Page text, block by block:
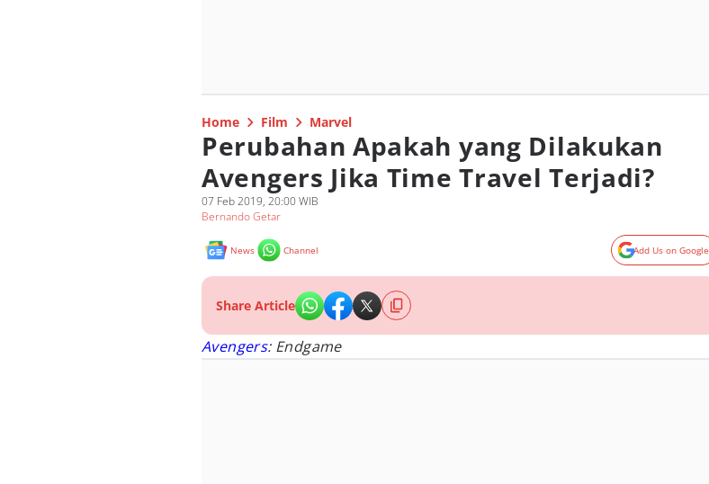
Home Film Marvel
Perubahan Apakah yang Dilakukan
Avengers Jika Time Travel Terjadi?
07 Feb 2019, 20:00 WIB
Bernando Getar
News Channel Add Us on Google
Share Article
Avengers: Endgame